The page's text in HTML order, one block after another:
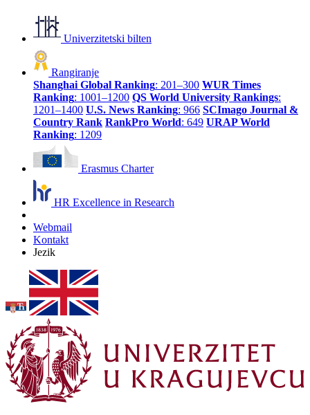
Univerzitetski bilten
Rangiranje
Shanghai Global Ranking: 201–300 WUR Times
Ranking: 1001–1200 QS World University Rankings:
1201–1400 U.S. News Ranking: 966 SCImago Journal &
Country Rank RankPro World: 649 URAP World
Ranking: 1209
Erasmus Charter
HR Excellence in Research
Webmail
Kontakt
Jezik